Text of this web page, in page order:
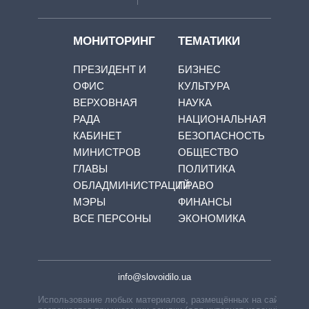
МОНИТОРИНГ
ПРЕЗИДЕНТ И
ОФИС
ВЕРХОВНАЯ
РАДА
КАБИНЕТ
МИНИСТРОВ
ГЛАВЫ
ОБЛАДМИНИСТРАЦИЙ
МЭРЫ
ВСЕ ПЕРСОНЫ
ТЕМАТИКИ
БИЗНЕС
КУЛЬТУРА
НАУКА
НАЦИОНАЛЬНАЯ
БЕЗОПАСНОСТЬ
ОБЩЕСТВО
ПОЛИТИКА
ПРАВО
ФИНАНСЫ
ЭКОНОМИКА
info@slovoidilo.ua
Использование любых материалов, размещённых на сайте,